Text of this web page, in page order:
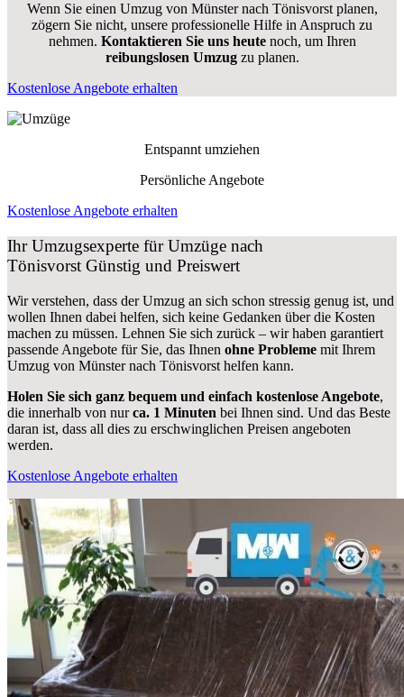
Wenn Sie einen Umzug von Münster nach Tönisvorst planen,
zögern Sie nicht, unsere professionelle Hilfe in Anspruch zu
nehmen. Kontaktieren Sie uns heutenoch, um Ihren
reibungslosen Umzugzu planen.
Kostenlose Angebote erhalten
Entspannt umziehen
Persönliche Angebote
Kostenlose Angebote erhalten
Ihr Umzugsexperte für Umzüge nach
Tönisvorst Günstig und Preiswert
Wir verstehen, dass der Umzug an sich schon stressig genug ist, und
wollen Ihnen dabei helfen, sich keine Gedanken über die Kosten
machen zu müssen. Lehnen Sie sich zurück – wir haben garantiert
passende Angebote für Sie, das Ihnen ohne Probleme mit Ihrem
Umzug von Münster nach Tönisvorst helfen kann.
Holen Sie sich ganz bequem und einfach kostenlose Angebote,
die innerhalb von nurca. 1 Minuten bei Ihnen sind. Und das Beste
daran ist, dass all dies zu erschwinglichen Preisen angeboten
werden.
Kostenlose Angebote erhalten